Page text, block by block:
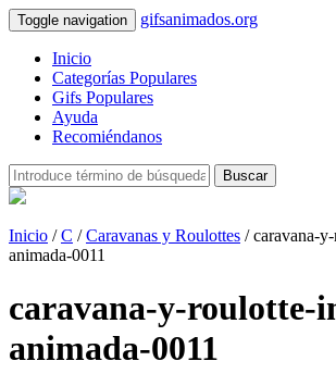
Toggle navigation gifsanimados.org
Inicio
Categorías Populares
Gifs Populares
Ayuda
Recomiéndanos
Buscar
Inicio /C /Caravanas y Roulottes / caravana-
animada-0011
caravana-y-roulotte-
animada-0011